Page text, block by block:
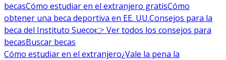
becasCómo estudiar en el extranjero gratisCómo
obtener una beca deportiva en EE. UU.Consejos para la
beca del Instituto Sueco👉 Ver todos los consejos para
becasBuscar becas
Cómo estudiar en el extranjero¿Vale la pena la